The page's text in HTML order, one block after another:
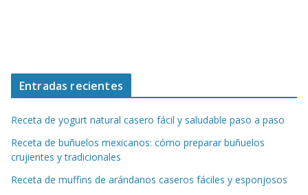
Entradas recientes
Receta de yogurt natural casero fácil y saludable paso a paso
Receta de buñuelos mexicanos: cómo preparar buñuelos
crujientes y tradicionales
Receta de muffins de arándanos caseros fáciles y esponjosos